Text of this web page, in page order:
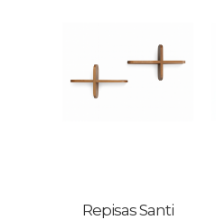
Repisas Santi